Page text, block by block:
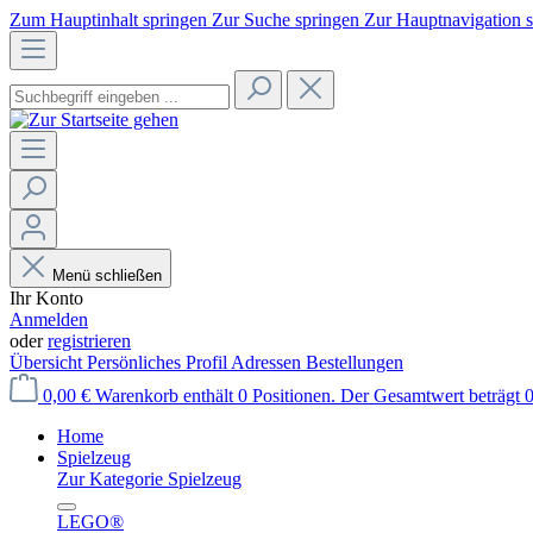
Zum Hauptinhalt springen Zur Suche springen Zur Hauptnavigation
Menü schließen
Ihr Konto
Anmelden
oderregistrieren
Übersicht Persönliches Profil Adressen Bestellungen
0,00 € Warenkorb enthält 0 Positionen. Der Gesamtwert beträgt
Home
Spielzeug
Zur Kategorie Spielzeug
LEGO®